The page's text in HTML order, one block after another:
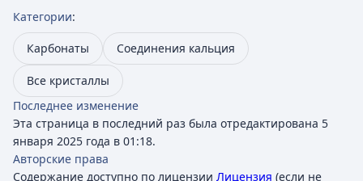
Категории:
Карбонаты Соединения кальция
Все кристаллы
Последнее изменение
Эта страница в последний раз была отредактирована 5
января 2025 года в 01:18.
Авторские права
Содержание доступно по лицензии Лицензия (если не